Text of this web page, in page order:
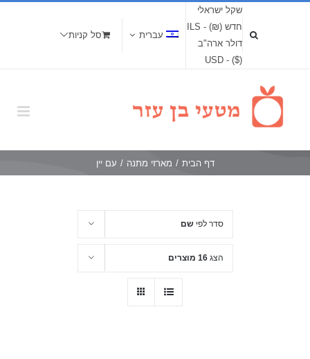
שקל ישראלי
חדש (₪) - ILS
דולר ארה"ב
($) - USD
עברית סל קניות
דף הבית / מארזי מתנה / עם יין
סדר לפישם
הצג16 מוצרים